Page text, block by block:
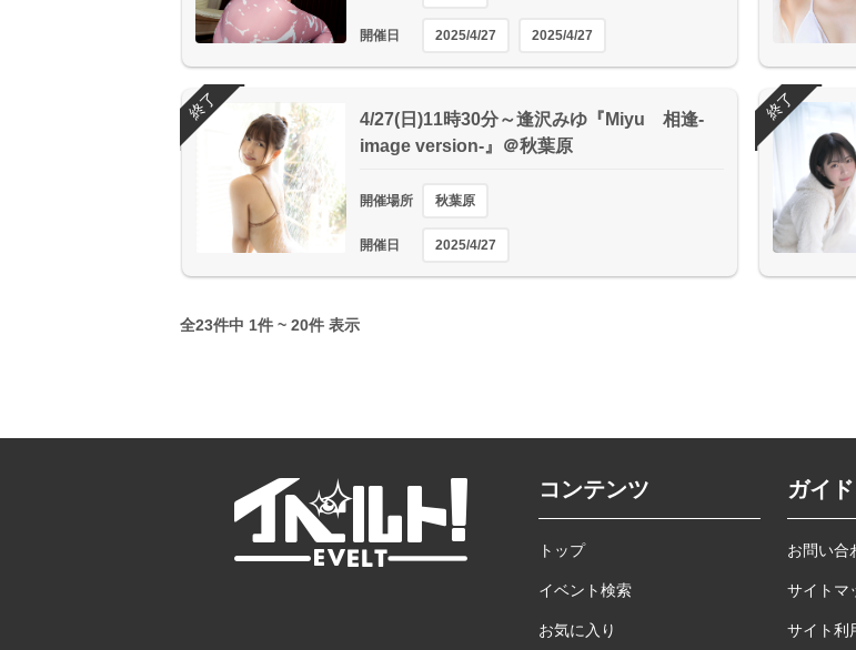
開催日 2025/4/27 2025/4/27
4/27(日)11時30分～逢沢みゆ『Miyu 相逢-
image version-』＠秋葉原
開催場所 秋葉原
開催日 2025/4/27
終了 終了
全23件中 1件 ~ 20件 表示
コンテンツ
トップ
イベント検索
お気に入り
ガイド
お問い合
サイトマ
サイト利